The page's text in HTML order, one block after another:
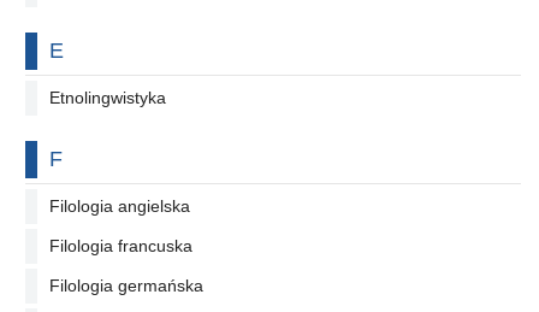
Na literę
E
Etnolingwistyka
Na literę
F
Filologia angielska
Filologia francuska
Filologia germańska